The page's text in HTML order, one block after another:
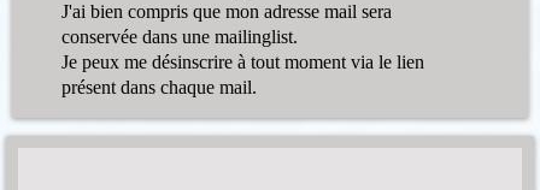
J'ai bien compris que mon adresse mail sera
conservée dans une mailinglist.
Je peux me désinscrire à tout moment via le lien
présent dans chaque mail.